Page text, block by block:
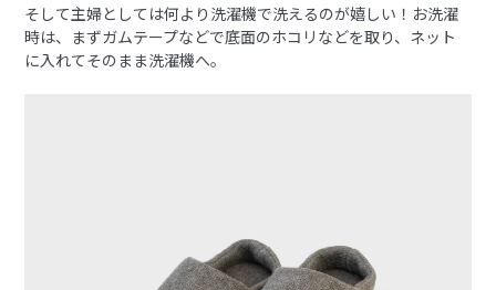
そして主婦としては何より洗濯機で洗えるのが嬉しい！お洗濯
時は、まずガムテープなどで底面のホコリなどを取り、ネット
に入れてそのまま洗濯機へ。